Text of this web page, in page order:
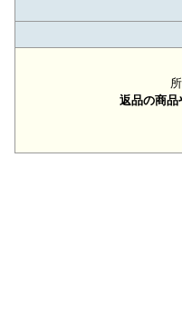
返品の商品